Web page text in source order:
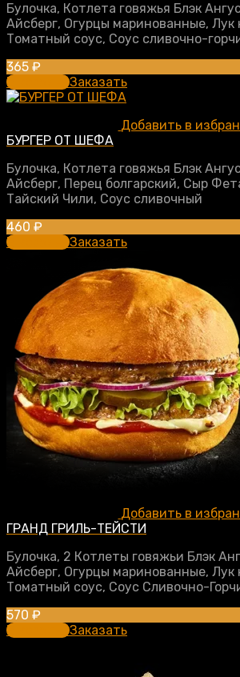
Булочка, Котлета говяжья Блэк
Айсберг, Огурцы маринованные, Лук
Томатный соус, Соус сливочно-
365 ₽
В корзинуЗаказать
Добавить в
БУРГЕР ОТ ШЕФА
Булочка, Котлета говяжья Блэк
Айсберг, Перец болгарский, Сыр
Тайский Чили, Соус сливочный
460 ₽
В корзинуЗаказать
Добавить в
ГРАНД ГРИЛЬ-ТЕЙСТИ
Булочка, 2 Котлеты говяжьи Блэк
Айсберг, Огурцы маринованные, Лук
Томатный соус, Соус Сливочно-
570 ₽
В корзинуЗаказать